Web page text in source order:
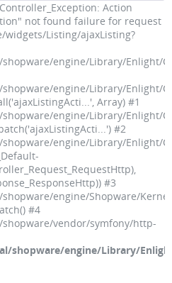
Action
not found failure for request
widgets/Listing/ajaxListing?
shopware/engine/Library/Enlight/
shopware/engine/Library/Enlight/
Array) #1
shopware/engine/Library/Enlight/
#2
shopware/engine/Library/Enlight/
#3
engine/Shopware/
#4
vendor/symfony/http-
shopware/engine/Library/